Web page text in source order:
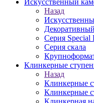
Искусственный
Назад
Серия Special
Серия скала
Клинкерные
Назад
Клинкерные
Клинкерные
Клинкерная